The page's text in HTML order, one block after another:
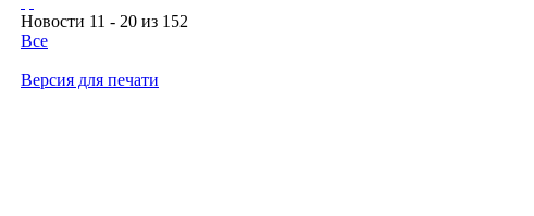
Новости 11 - 20 из 152
Все
Версия для печати